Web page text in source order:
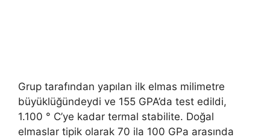
Grup tarafından yapılan ilk elmas milimetre
büyüklüğündeydi ve 155 GPA’da test edildi,
1.100 ° C’ye kadar termal stabilite. Doğal
elmaslar tipik olarak 70 ila 100 GPa arasında